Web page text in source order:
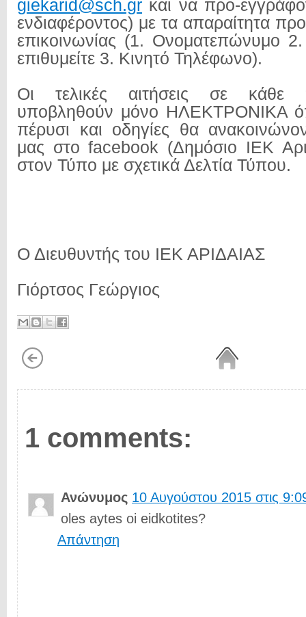
giekarid@sch.gr και να προ-
ενδιαφέροντος) με τα απαραίτητα
επικοινωνίας (1. Ονοματεπώνυμο 2.
επιθυμείτε 3. Κινητό Τηλέφωνο).
Οι τελικές αιτήσεις σε κάθε
υποβληθούν μόνο ΗΛΕΚΤΡΟΝΙΚΑ
πέρυσι και οδηγίες θα
μας στο facebook (Δημόσιο ΙΕΚ
στον Τύπο με σχετικά Δελτία Τύπου.
Ο Διευθυντής του ΙΕΚ ΑΡΙΔΑΙΑΣ
Γιόρτσος Γεώργιος
1 comments:
Ανώνυμος 10 Αυγούστου 2015 στις
oles aytes oi eidkotites?
Απάντηση